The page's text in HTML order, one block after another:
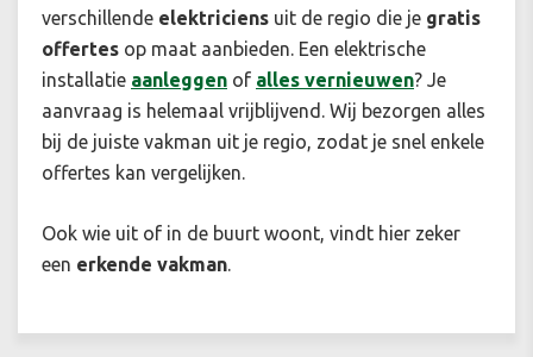
verschillende elektriciens uit de regio die je gratis
offertes op maat aanbieden. Een elektrische
installatie aanleggen of alles vernieuwen? Je
aanvraag is helemaal vrijblijvend. Wij bezorgen alles
bij de juiste vakman uit je regio, zodat je snel enkele
offertes kan vergelijken.
Ook wie uit of in de buurt woont, vindt hier zeker
een erkende vakman.